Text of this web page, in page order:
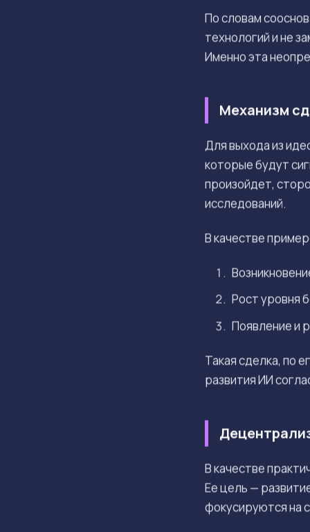
По словам
технологий и не
Именно эта
Механизм
Для выхода из
которые будут
произойдет,
исследований.
В качестве
Рост уровня
Появление и
Такая сделка, по
развития ИИ
В качестве
Ее цель —
фокусируются на